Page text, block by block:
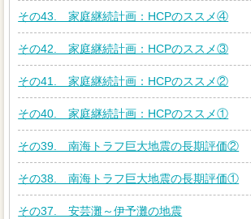
その43. 家庭継続計画：HCPのススメ④
その42. 家庭継続計画：HCPのススメ③
その41. 家庭継続計画：HCPのススメ②
その40. 家庭継続計画：HCPのススメ①
その39. 南海トラフ巨大地震の長期評価②
その38. 南海トラフ巨大地震の長期評価①
その37. 安芸灘～伊予灘の地震